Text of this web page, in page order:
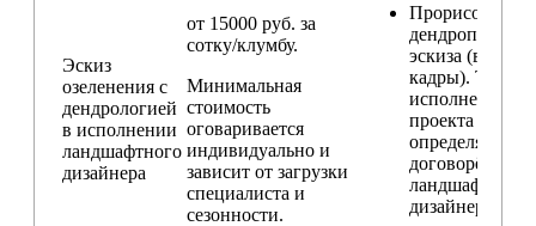
Эскиз
озеленения с
дендрологией
в исполнении
ландшафтного
дизайнера
от 15000 руб. за
сотку/клумбу.
Минимальная
стоимость
оговаривается
индивидуально и
зависит от загрузки
специалиста и
сезонности.
Прорисовка
дендроплана и
эскиза
кадры).
исполнения
проекта
определяется
ландшафтным
дизайнером